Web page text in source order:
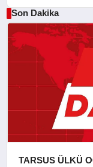
Son Dakika
TARSUS ÜLKÜ